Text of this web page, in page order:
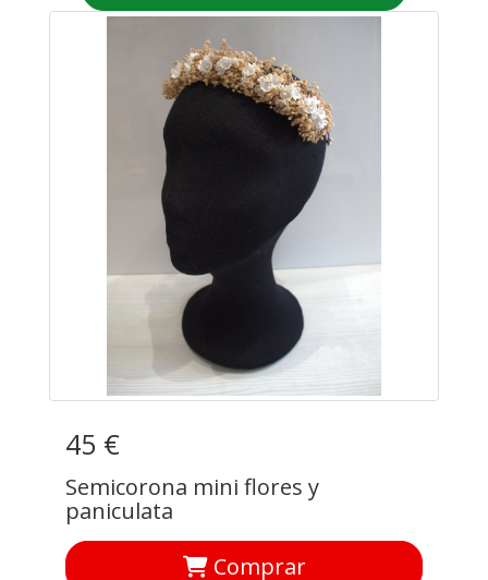
45 €
Semicorona mini flores y
paniculata
Comprar